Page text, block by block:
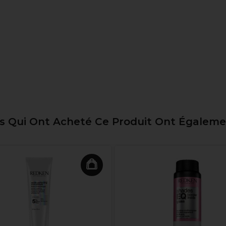
Qui Ont Acheté Ce Produit Ont